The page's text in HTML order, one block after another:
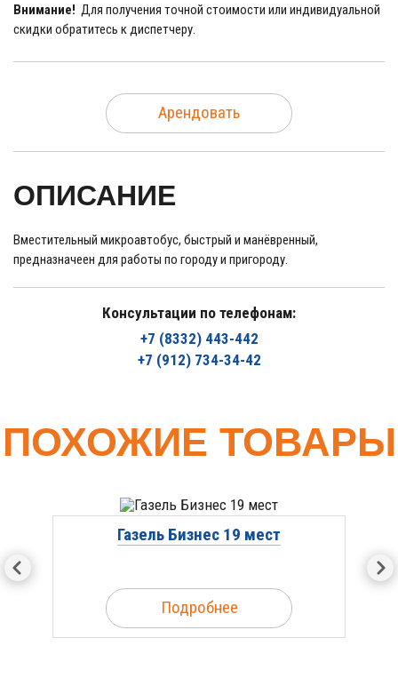
Внимание! Для получения точной стоимости или индивидуальной
скидки обратитесь к диспетчеру.
Арендовать
ОПИСАНИЕ
Вместительный микроавтобус, быстрый и манёвренный,
предназначеен для работы по городу и пригороду.
Консультации по телефонам:
+7 (8332) 443-442
+7 (912) 734-34-42
ПОХОЖИЕ ТОВАРЫ
Газель Бизнес 19 мест
Подробнее